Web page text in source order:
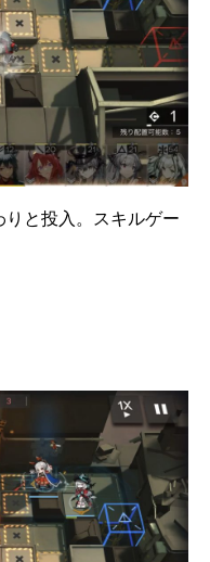
と投入。スキルゲー